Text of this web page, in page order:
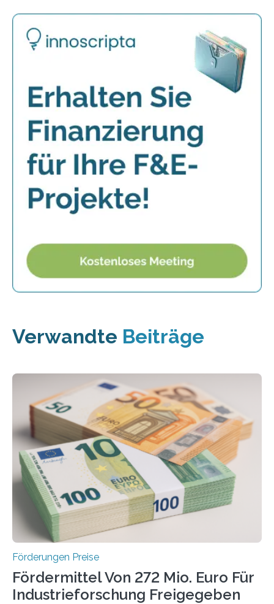
Verwandte Beiträge
Förderungen Preise
Fördermittel Von 272 Mio. Euro Für
Industrieforschung Freigegeben